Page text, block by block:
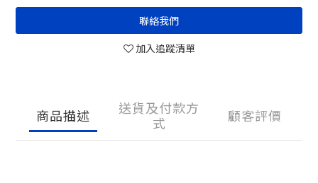
聯絡我們
加入追蹤清單
商品描述
送貨及付款方
式
顧客評價